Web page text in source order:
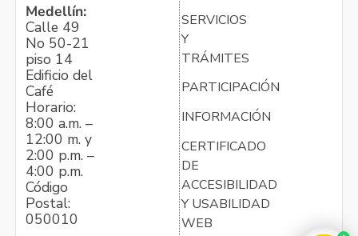
Medellín:
Calle 49
No 50-21
piso 14
Edificio del
Café
Horario:
8:00 a.m. –
12:00 m. y
2:00 p.m. –
4:00 p.m.
Código
Postal:
050010
SERVICIOS
Y
TRÁMITES
PARTICIPACIÓN
INFORMACIÓN
CERTIFICADO
DE
ACCESIBILIDAD
Y USABILIDAD
WEB